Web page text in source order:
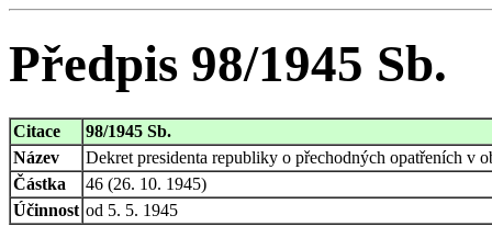
Předpis 98/1945 Sb.
Citace
98/1945 Sb.
Název
Dekret presidenta republiky o přechodných opatřeních v
Částka
46 (26. 10. 1945)
Účinnost od 5. 5. 1945